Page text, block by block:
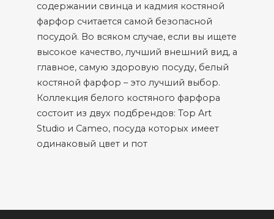
содержании свинца и кадмия костяной
фарфор считается самой безопасной
посудой. Во всяком случае, если вы ищете
высокое качество, лучший внешний вид, а
главное, самую здоровую посуду, белый
костяной фарфор – это лучший выбор.
Коллекция белого костяного фарфора
состоит из двух подбрендов: Top Art
Studio и Cameo, посуда которых имеет
одинаковый цвет и пот